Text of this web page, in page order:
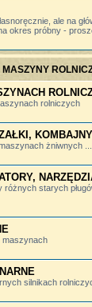
ale na
okres próbny -
MASZYNY
rolniczych
żniwnych ...
starych
maszynach
silnikach